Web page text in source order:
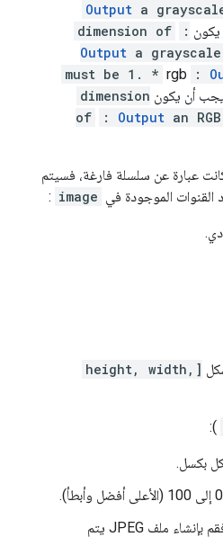
Output a
dimension of
:
Output a grayscale
must be 1. * rgb :
أن يكون dimension
of
: Output an
عبارة عن سلسلة فارغة، فسيتم
القنوات الموجودة في image
:
[height, width,
):
بكسل.
تقدمي: إذا كان صحيحًا، فقم بإنشاء ملف JPEG يتم